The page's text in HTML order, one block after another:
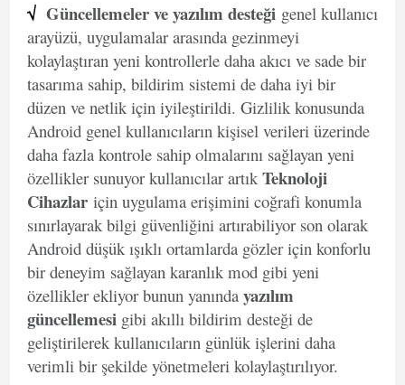
√ Güncellemeler ve yazılım desteği genel kullanıcı
arayüzü, uygulamalar arasında gezinmeyi
kolaylaştıran yeni kontrollerle daha akıcı ve sade bir
tasarıma sahip, bildirim sistemi de daha iyi bir
düzen ve netlik için iyileştirildi. Gizlilik konusunda
Android genel kullanıcıların kişisel verileri üzerinde
daha fazla kontrole sahip olmalarını sağlayan yeni
özellikler sunuyor kullanıcılar artıkTeknoloji
Cihazlar için uygulama erişimini coğrafi konumla
sınırlayarak bilgi güvenliğini artırabiliyor son olarak
Android düşük ışıklı ortamlarda gözler için konforlu
bir deneyim sağlayan karanlık mod gibi yeni
özellikler ekliyor bunun yanında yazılım
güncellemesi gibi akıllı bildirim desteği de
geliştirilerek kullanıcıların günlük işlerini daha
verimli bir şekilde yönetmeleri kolaylaştırılıyor.